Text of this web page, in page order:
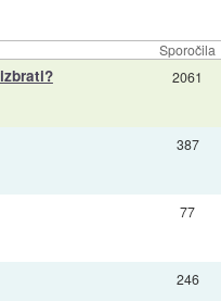
Sporočila
2061
387
77
246